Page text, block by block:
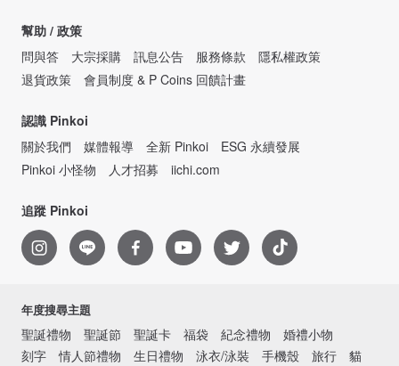
幫助 / 政策
問與答
大宗採購 訊息公告 服務條款
隱私權政策
退貨政策
會員制度 & P Coins 回饋計畫
認識 Pinkoi
關於我們
媒體報導 全新 Pinkoi
ESG 永續發展
Pinkoi 小怪物
人才招募 iichi.com
追蹤 Pinkoi
年度搜尋主題
聖誕禮物 聖誕節 聖誕卡 福袋 紀念禮物
婚禮小物
刻字
情人節禮物 生日禮物 泳衣/泳裝 手機殼 旅行 貓